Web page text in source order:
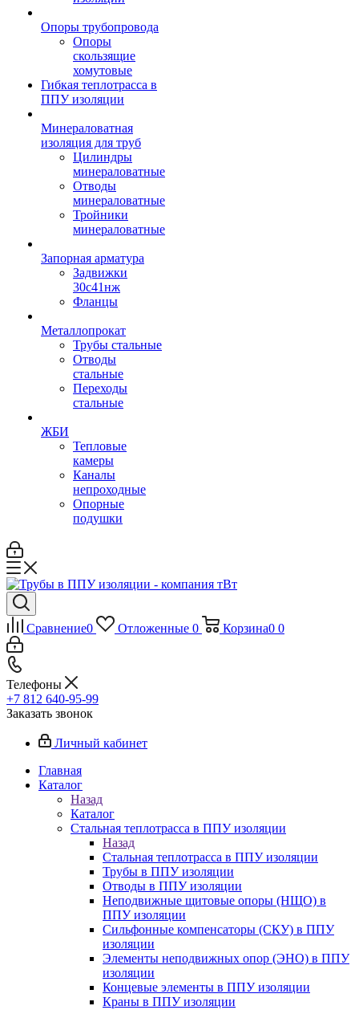
Опоры трубопровода
Опоры
скользящие
хомутовые
Гибкая теплотрасса в
ППУ изоляции
Минераловатная
изоляция для труб
Цилиндры
минераловатные
Отводы
минераловатные
Тройники
минераловатные
Запорная арматура
Задвижки
30с41нж
Фланцы
Металлопрокат
Трубы стальные
Отводы
стальные
Переходы
стальные
ЖБИ
Тепловые
камеры
Каналы
непроходные
Опорные
подушки
Сравнение0 Отложенные 0 Корзина0 0
Телефоны
+7 812 640-95-99
Заказать звонок
Личный кабинет
Главная
Каталог
Назад
Каталог
Стальная теплотрасса в ППУ изоляции
Назад
Стальная теплотрасса в ППУ изоляции
Трубы в ППУ изоляции
Отводы в ППУ изоляции
Неподвижные щитовые опоры (НЩО) в
ППУ изоляции
Cильфонные компенсаторы (СКУ) в ППУ
изоляции
Элементы неподвижных опор (ЭНО) в ППУ
изоляции
Концевые элементы в ППУ изоляции
Краны в ППУ изоляции